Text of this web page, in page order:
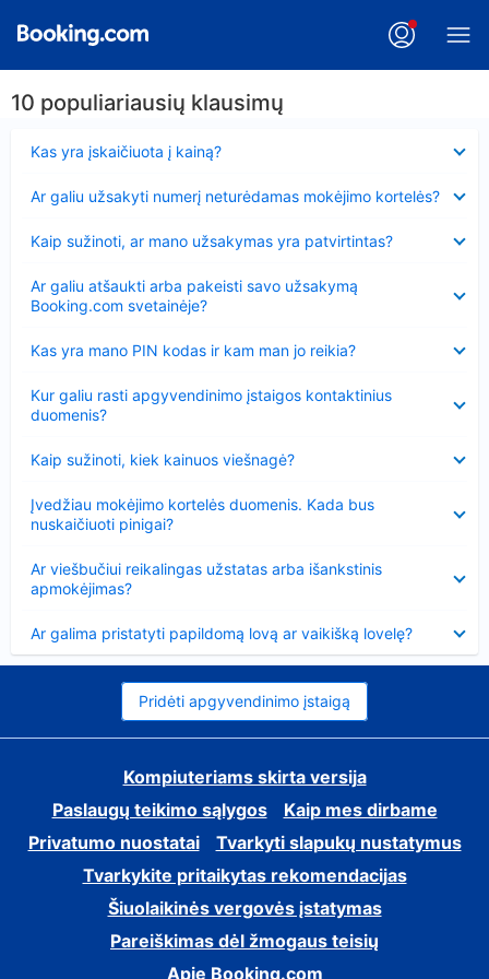
10 populiariausių klausimų
Kas yra įskaičiuota į kainą?
Ar galiu užsakyti numerį neturėdamas mokėjimo kortelės?
Kaip sužinoti, ar mano užsakymas yra patvirtintas?
Ar galiu atšaukti arba pakeisti savo užsakymą
Booking.com svetainėje?
Kas yra mano PIN kodas ir kam man jo reikia?
Kur galiu rasti apgyvendinimo įstaigos kontaktinius
duomenis?
Kaip sužinoti, kiek kainuos viešnagė?
Įvedžiau mokėjimo kortelės duomenis. Kada bus
nuskaičiuoti pinigai?
Ar viešbučiui reikalingas užstatas arba išankstinis
apmokėjimas?
Ar galima pristatyti papildomą lovą ar vaikišką lovelę?
Pridėti apgyvendinimo įstaigą
Kompiuteriams skirta versija
Paslaugų teikimo sąlygos
Kaip mes dirbame
Privatumo nuostatai
Tvarkyti slapukų nustatymus
Tvarkykite pritaikytas rekomendacijas
Šiuolaikinės vergovės įstatymas
Pareiškimas dėl žmogaus teisių
Apie Booking.com